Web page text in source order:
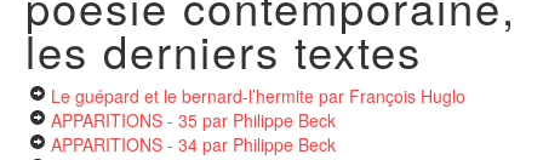
les derniers textes
Le guépard et le bernard-l’hermite par François Huglo
APPARITIONS - 35 par Philippe Beck
APPARITIONS - 34 par Philippe Beck